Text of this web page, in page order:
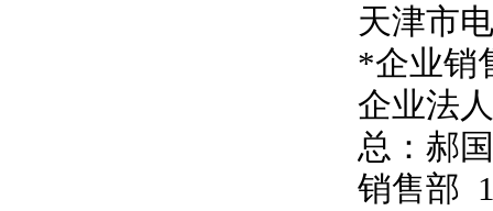
天津市
*企业销
企业法
总：郝
销售部